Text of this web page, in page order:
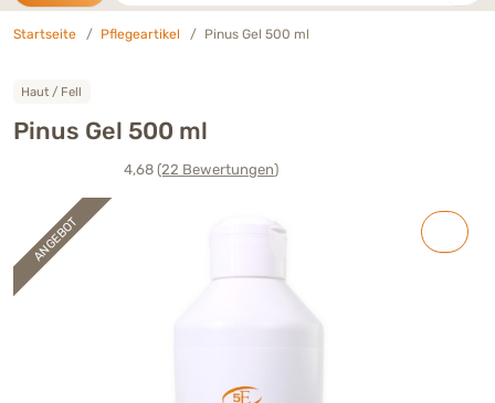
Startseite Pflegeartikel Pinus Gel 500 ml
Haut / Fell
Pinus Gel 500 ml
4,68(22 Bewertungen)
ANGEBOT